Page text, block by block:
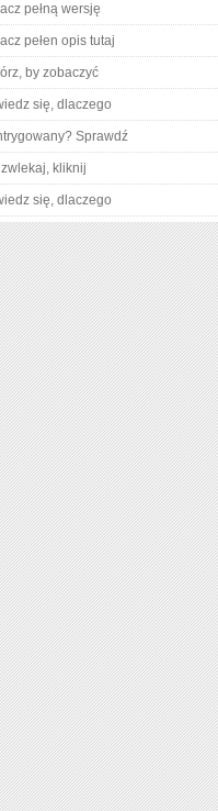
pełną wersję
pełen opis tutaj
by zobaczyć
się, dlaczego
Sprawdź
zwlekaj, kliknij
się, dlaczego